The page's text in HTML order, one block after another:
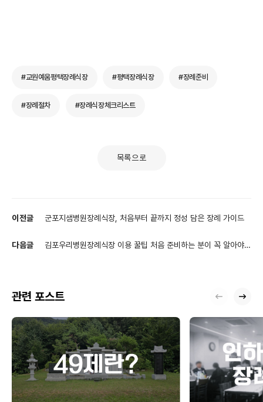
#교원예움평택장례식장 #평택장례식장 #장례준비
#장례절차 #장례식장체크리스트
목록으로
이전글 군포지샘병원장례식장, 처음부터 끝까지 정성 담은 장례 가이드
다음글
김포우리병원장례식장 이용 꿀팁 처음 준비하는 분이 꼭 알아야
관련 포스트